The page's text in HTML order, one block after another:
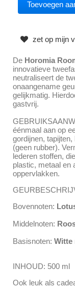
zet op mijn
De Horomia
innovatieve
neutraliseert de
onaangename
gelijkmatig.
gastvrij.
éénmaal aan op
gordijnen,
(geen rubber).
lederen stoffen,
plastic, metaal en
oppervlakken.
Bovennoten:
Middelnoten:
Basisnoten: Witte
INHOUD: 500 ml
Ook leuk als